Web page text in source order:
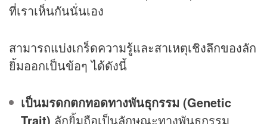
ที่เราเห็นกันนั่นเอง
สามารถแบ่งเกร็ดความรู้และสาเหตุเชิงลึกของลัก
ยิ้มออกเป็นข้อๆ ได้ดังนี้
เป็นมรดกตกทอดทางพันธุกรรม (Genetic
Trait) ลักยิ้มถือเป็นลักษณะทางพันธุกรรม